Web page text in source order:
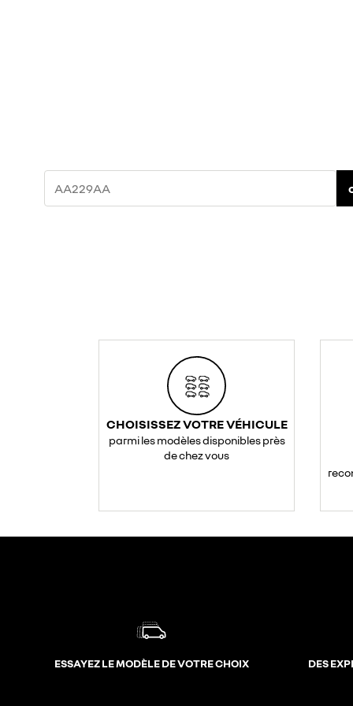
CHOISISSEZ VOTRE VÉHICULE
parmi les modèles disponibles près
de chez vous
ESSAYEZ LE MODÈLE DE VOTRE CHOIX DES